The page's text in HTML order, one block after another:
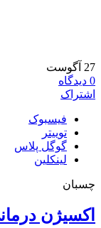
27 آگوست
0 دیدگاه
اشتراک
فیسبوک
توییتر
گوگل پلاس
لینکلین
چسبان
اکسیژن